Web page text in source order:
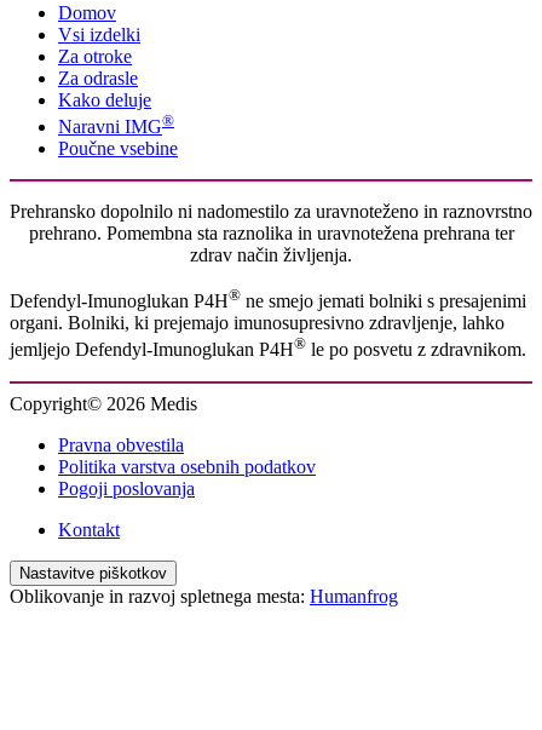
Domov
Vsi izdelki
Za otroke
Za odrasle
Kako deluje
Naravni IMG®
Poučne vsebine
Prehransko dopolnilo ni nadomestilo za uravnoteženo in raznovrstno
prehrano. Pomembna sta raznolika in uravnotežena prehrana ter
zdrav način življenja.
Defendyl-Imunoglukan P4H® ne smejo jemati bolniki s presajenimi
organi. Bolniki, ki prejemajo imunosupresivno zdravljenje, lahko
jemljejo Defendyl-Imunoglukan P4H® le po posvetu z zdravnikom.
Copyright© 2026 Medis
Pravna obvestila
Politika varstva osebnih podatkov
Pogoji poslovanja
Kontakt
Nastavitve piškotkov
Oblikovanje in razvoj spletnega mesta: Humanfrog